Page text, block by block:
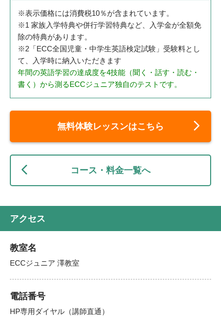
※表示価格には消費税10％が含まれています。
※1 家族入学特典や併行学習特典など、入学金が全額免
除の特典があります。
※2「ECC全国児童・中学生英語検定試験」受験料とし
て、入学時に納入いただきます
年間の英語学習の達成度を4技能（聞く・話す・読む・
書く）から測るECCジュニア独自のテストです。
無料体験レッスンはこちら
コース・料金一覧へ
アクセス
教室名
ECCジュニア 澤教室
電話番号
HP専用ダイヤル（講師直通）